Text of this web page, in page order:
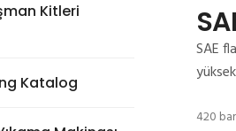
SAE
420
Kitleri
Katalog